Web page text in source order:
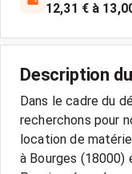
12,31 € à
Description
Dans le cadre du
recherchons pour
location de
à Bourges (18000)